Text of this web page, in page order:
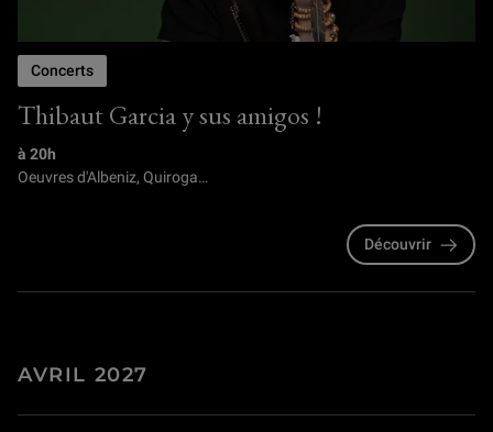
Thibaut Garcia y sus amigos !
Concerts
à 20h
Oeuvres d'Albeniz, Quiroga…
Découvrir
AVRIL 2027